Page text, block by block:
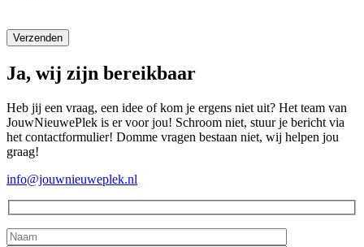
Ja, wij zijn bereikbaar
Heb jij een vraag, een idee of kom je ergens niet uit? Het team van
JouwNieuwePlek is er voor jou! Schroom niet, stuur je bericht via
het contactformulier! Domme vragen bestaan niet, wij helpen jou
graag!
info@jouwnieuweplek.nl